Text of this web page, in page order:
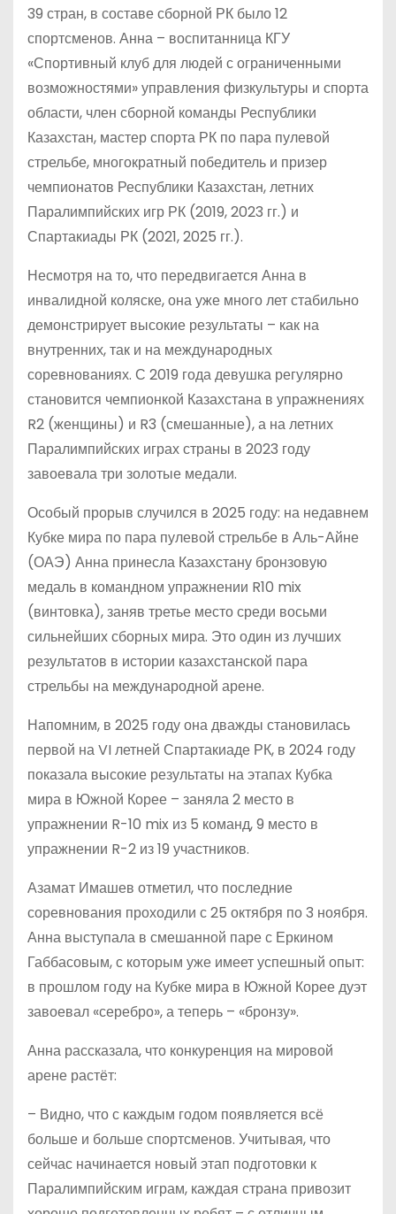
39 стран, в составе сборной РК было 12
спортсменов. Анна – воспитанница КГУ
«Спортивный клуб для людей с ограниченными
возможностями» управления физкультуры и спорта
области, член сборной команды Республики
Казахстан, мастер спорта РК по пара пулевой
стрельбе, многократный победитель и призер
чемпионатов Республики Казахстан, летних
Паралимпийских игр РК (2019, 2023 гг.) и
Спартакиады РК (2021, 2025 гг.).
Несмотря на то, что передвигается Анна в
инвалидной коляске, она уже много лет стабильно
демонстрирует высокие результаты – как на
внутренних, так и на международных
соревнованиях. С 2019 года девушка регулярно
становится чемпионкой Казахстана в упражнениях
R2 (женщины) и R3 (смешанные), а на летних
Паралимпийских играх страны в 2023 году
завоевала три золотые медали.
Особый прорыв случился в 2025 году: на недавнем
Кубке мира по пара пулевой стрельбе в Аль-Айне
(ОАЭ) Анна принесла Казахстану бронзовую
медаль в командном упражнении R10 mix
(винтовка), заняв третье место среди восьми
сильнейших сборных мира. Это один из лучших
результатов в истории казахстанской пара
стрельбы на международной арене.
Напомним, в 2025 году она дважды становилась
первой на VI летней Спартакиаде РК, в 2024 году
показала высокие результаты на этапах Кубка
мира в Южной Корее – заняла 2 место в
упражнении R-10 mix из 5 команд, 9 место в
упражнении R-2 из 19 участников.
Азамат Имашев отметил, что последние
соревнования проходили с 25 октября по 3 ноября.
Анна выступала в смешанной паре с Еркином
Габбасовым, с которым уже имеет успешный опыт:
в прош­лом году на Кубке мира в Южной Корее дуэт
завоевал «серебро», а теперь – «бронзу».
Анна рассказала, что конкуренция на мировой
арене растёт:
– Видно, что с каждым годом появляется всё
больше и больше спортсменов. Учитывая, что
сейчас начинается новый этап подготовки к
Паралимпийским играм, каждая страна привозит